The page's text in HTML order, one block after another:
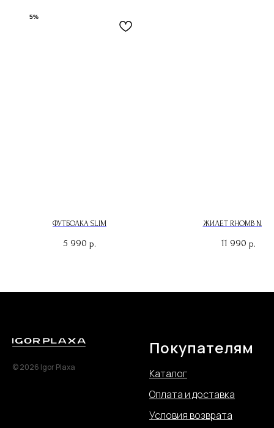
5%
ФУТБОЛКА SLIM
5 990 р.
ЖИЛЕТ RHOMB NABU
11 990 р.
© 2026 Igor Plaxa
Покупателям
Каталог
Оплата и доставка
Условия возврата